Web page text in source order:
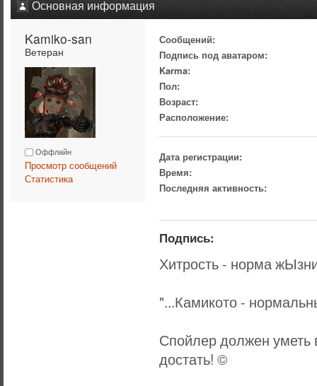
Основная информация
Kamiko-san
Ветеран
Оффлайн
Просмотр сообщений
Статистика
Сообщений:
Подпись под аватаром:
Karma:
Пол:
Возраст:
Расположение:
Дата регистрации:
Время:
Последняя активность:
Подпись:
Хитрость - норма
"...Камикото -
Спойлер должен уметь
достать! ©